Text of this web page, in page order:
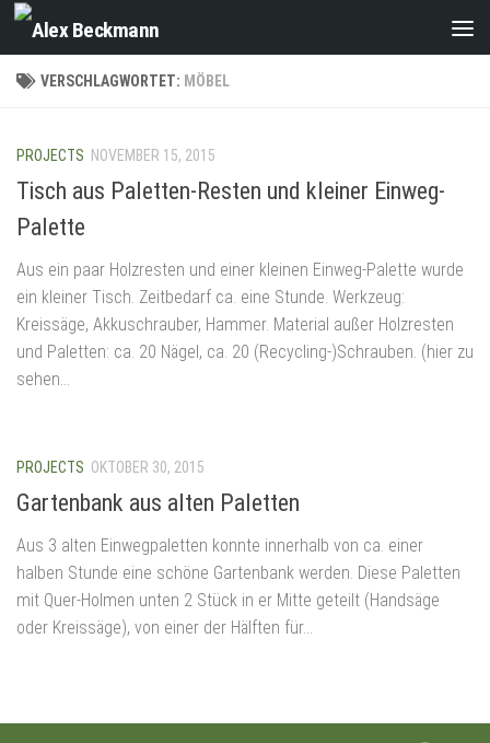
Zum Inhalt springen
VERSCHLAGWORTET: MÖBEL
PROJECTS NOVEMBER 15, 2015
Tisch aus Paletten-Resten und kleiner Einweg-
Palette
Aus ein paar Holzresten und einer kleinen Einweg-Palette wurde
ein kleiner Tisch. Zeitbedarf ca. eine Stunde. Werkzeug:
Kreissäge, Akkuschrauber, Hammer. Material außer Holzresten
und Paletten: ca. 20 Nägel, ca. 20 (Recycling-)Schrauben. (hier zu
sehen...
PROJECTS OKTOBER 30, 2015
Gartenbank aus alten Paletten
Aus 3 alten Einwegpaletten konnte innerhalb von ca. einer
halben Stunde eine schöne Gartenbank werden. Diese Paletten
mit Quer-Holmen unten 2 Stück in er Mitte geteilt (Handsäge
oder Kreissäge), von einer der Hälften für...